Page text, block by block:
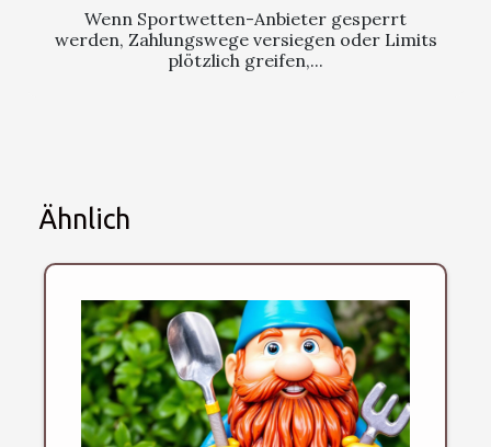
Wenn Sportwetten-Anbieter gesperrt
werden, Zahlungswege versiegen oder Limits
plötzlich greifen,...
Ähnlich